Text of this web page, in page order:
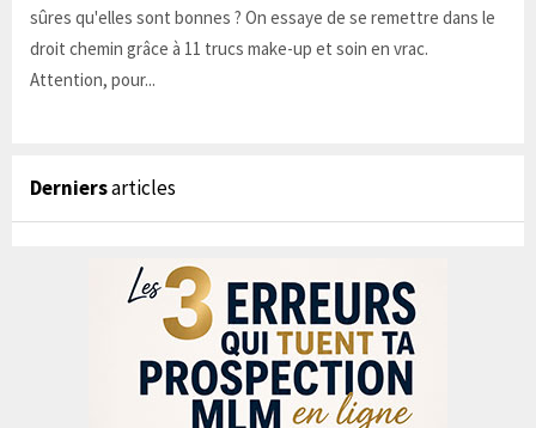
sûres qu'elles sont bonnes ? On essaye de se remettre dans le
droit chemin grâce à 11 trucs make-up et soin en vrac.
Attention, pour...
Derniersarticles